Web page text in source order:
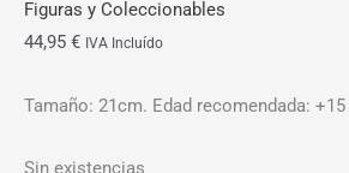
Figuras y Coleccionables
44,95 € IVA Incluído
Tamaño: 21cm. Edad recomendada: